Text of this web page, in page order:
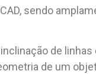
sendo
de
de um